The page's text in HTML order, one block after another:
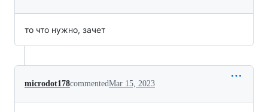
то что нужно, зачет
microdot178commentedMar 15, 2023